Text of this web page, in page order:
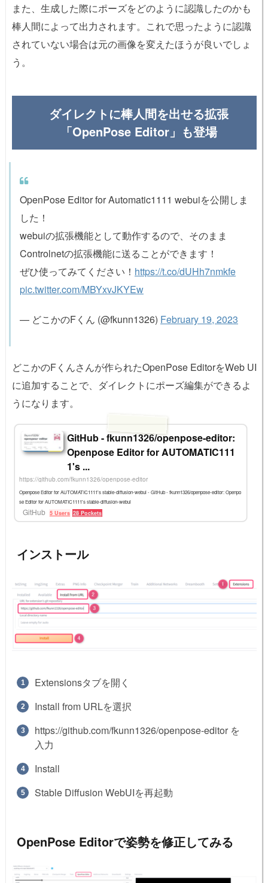
また、生成した際にポーズをどのように認識したのかも
棒人間によって出力されます。これで思ったように認識
されていない場合は元の画像を変えたほうが良いでしょ
う。
ダイレクトに棒人間を出せる拡張
「OpenPose Editor」も登場
OpenPose Editor for Automatic1111 webuiを公開しま
した！
webuiの拡張機能として動作するので、そのまま
Controlnetの拡張機能に送ることができます！
ぜひ使ってみてください！ https://t.co/dUHh7nmkfe
pic.twitter.com/MBYxvJKYEw
— どこかのFくん (@fkunn1326) February 19, 2023
どこかのFくんさんが作られたOpenPose EditorをWeb UI
に追加することで、ダイレクトにポーズ編集ができるよ
うになります。
GitHub - fkunn1326/openpose-editor:
Openpose Editor for AUTOMATIC111
1's ...
https://github.com/fkunn1326/openpose-editor
Openpose Editor for AUTOMATIC1111's stable-diffusion-webui - GitHub - fkunn1326/openpose-editor: Openpo
se Editor for AUTOMATIC1111's stable-diffusion-webui
GitHub 5 Users 28 Pockets
インストール
Extensionsタブを開く
Install from URLを選択
https://github.com/fkunn1326/openpose-editor を
入力
Install
Stable Diffusion WebUIを再起動
OpenPose Editorで姿勢を修正してみる